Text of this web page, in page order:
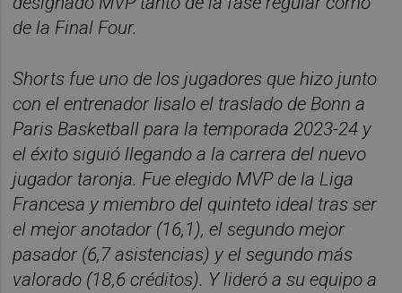
de la Final Four.
Shorts fue uno de los jugadores que hizo junto
con el entrenador Iisalo el traslado de Bonn a
Paris Basketball para la temporada 2023-24 y
el éxito siguió llegando a la carrera del nuevo
jugador taronja. Fue elegido MVP de la Liga
Francesa y miembro del quinteto ideal tras ser
el mejor anotador (16,1), el segundo mejor
pasador (6,7 asistencias) y el segundo más
valorado (18,6 créditos). Y lideró a su equipo a